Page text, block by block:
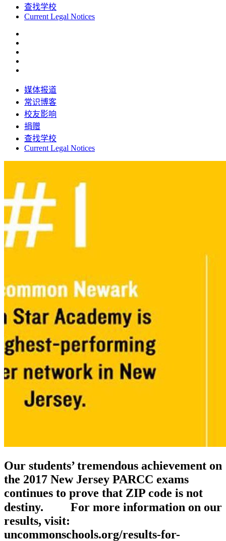
查找学校
Current Legal Notices
媒体报道
常识博客
校友影响
捐赠
查找学校
Current Legal Notices
Our students’ tremendous achievement on
the 2017 New Jersey PARCC exams
continues to prove that ZIP code is not
destiny. ⠀ ⠀ For more information on our
results, visit:
uncommonschools.org/results-for-